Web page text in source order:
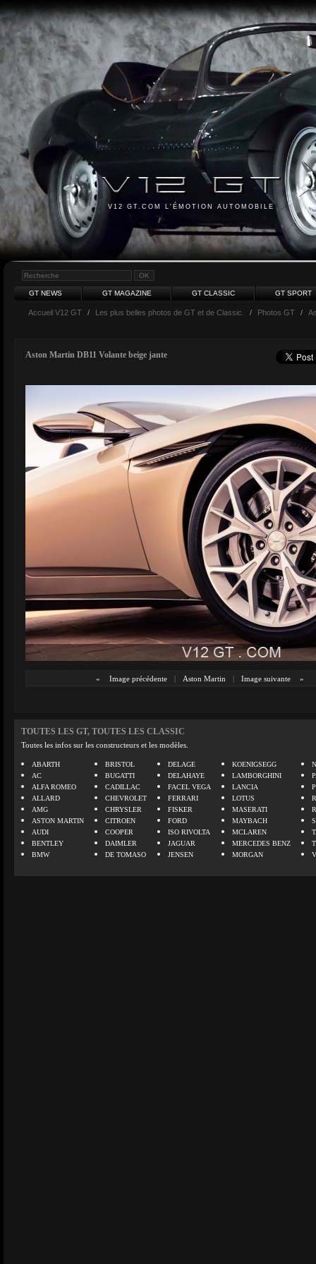
V12 GT.COM L'ÉMOTION AUTOMOBILE
GT NEWS GT MAGAZINE GT CLASSIC GT SPORT
Accueil V12 GT / Les plus belles photos de GT et de Classic. / Photos GT /
Aston Martin DB11 Volante beige jante
« Image précédente | Aston Martin | Image suivante »
TOUTES LES GT, TOUTES LES CLASSIC
Toutes les infos sur les constructeurs et les modèles.
ABARTH
AC
ALFA ROMEO
ALLARD
AMG
ASTON MARTIN
AUDI
BENTLEY
BMW
BRISTOL
BUGATTI
CADILLAC
CHEVROLET
CHRYSLER
CITROEN
COOPER
DAIMLER
DE TOMASO
DELAGE
DELAHAYE
FACEL VEGA
FERRARI
FISKER
FORD
ISO RIVOLTA
JAGUAR
JENSEN
KOENIGSEGG
LAMBORGHINI
LANCIA
LOTUS
MASERATI
MAYBACH
MCLAREN
MERCEDES BENZ
MORGAN